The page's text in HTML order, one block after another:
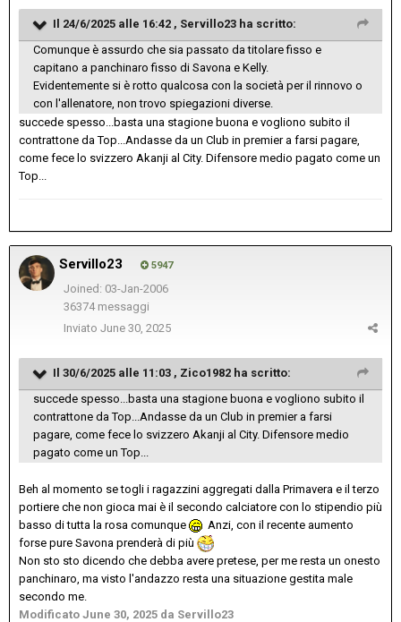
Il 24/6/2025 alle 16:42 , Servillo23 ha scritto:
Comunque è assurdo che sia passato da titolare fisso e
capitano a panchinaro fisso di Savona e Kelly.
Evidentemente si è rotto qualcosa con la società per il rinnovo o
con l'allenatore, non trovo spiegazioni diverse.
succede spesso...basta una stagione buona e vogliono subito il
contrattone da Top...Andasse da un Club in premier a farsi pagare,
come fece lo svizzero Akanji al City. Difensore medio pagato come un
Top...
Servillo23 5947
Joined: 03-Jan-2006
36374 messaggi
Inviato June 30, 2025
Il 30/6/2025 alle 11:03 , Zico1982 ha scritto:
succede spesso...basta una stagione buona e vogliono subito il
contrattone da Top...Andasse da un Club in premier a farsi
pagare, come fece lo svizzero Akanji al City. Difensore medio
pagato come un Top...
Beh al momento se togli i ragazzini aggregati dalla Primavera e il terzo
portiere che non gioca mai è il secondo calciatore con lo stipendio più
basso di tutta la rosa comunque
Anzi, con il recente aumento
forse pure Savona prenderà di più
Non sto sto dicendo che debba avere pretese, per me resta un onesto
panchinaro, ma visto l'andazzo resta una situazione gestita male
secondo me.
Modificato June 30, 2025 da Servillo23